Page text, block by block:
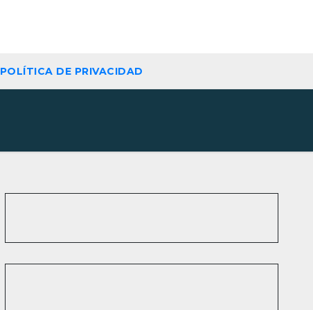
POLÍTICA DE PRIVACIDAD